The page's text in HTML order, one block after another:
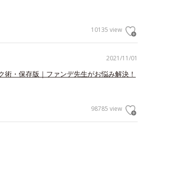
10135 view
2021/11/01
術・保存版｜ファンデ先生がお悩み解決！
98785 view